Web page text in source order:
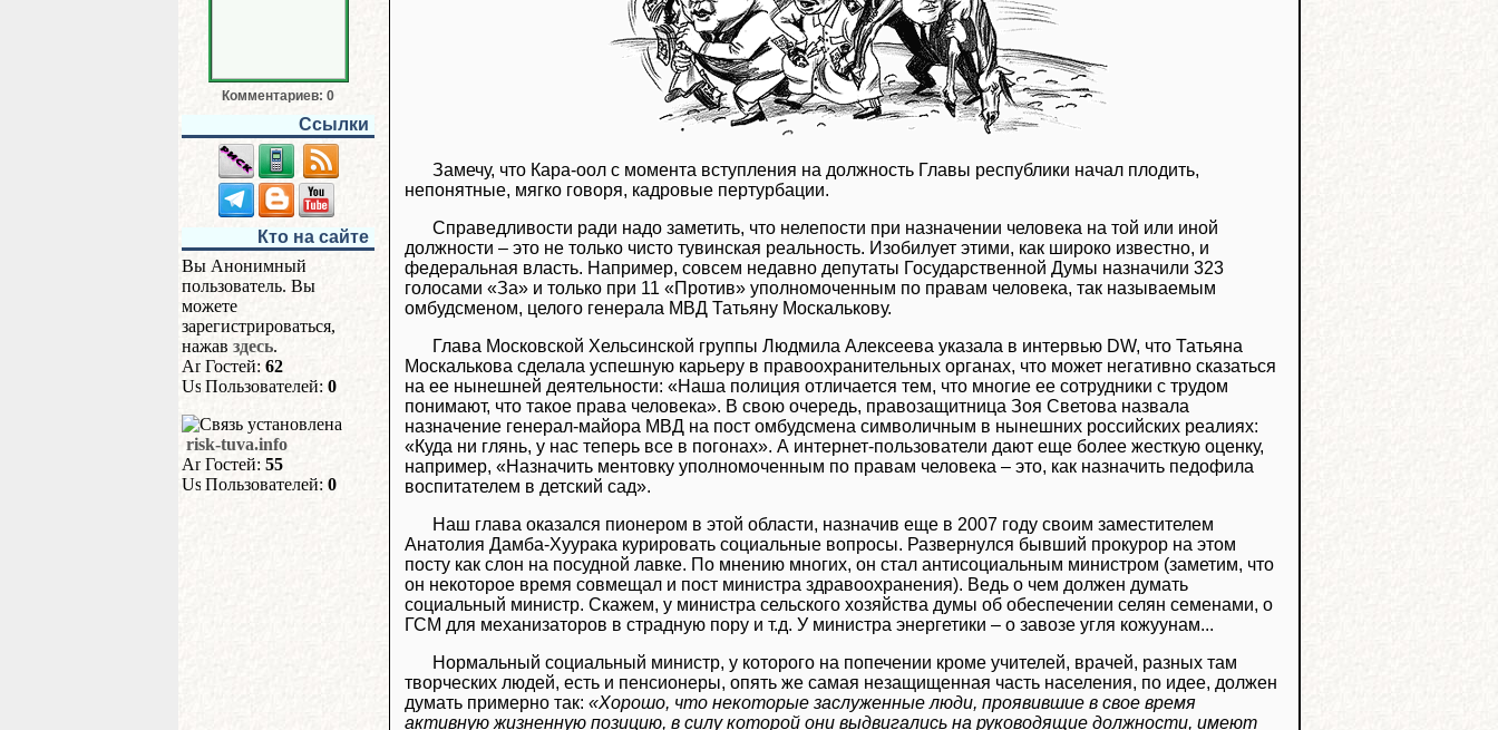
Комментариев: 0
Ссылки
Кто на сайте
Вы Анонимный
пользователь. Вы
можете
зарегистрироваться,
нажав здесь.
Гостей: 62
Пользователей: 0
risk-tuva.info
Гостей: 55
Пользователей: 0
Замечу, что Кара-оол с момента вступления на должность Главы республики начал плодить,
непонятные, мягко говоря, кадровые пертурбации.
Справедливости ради надо заметить, что нелепости при назначении человека на той или иной
должности – это не только чисто тувинская реальность. Изобилует этими, как широко известно, и
федеральная власть. Например, совсем недавно депутаты Государственной Думы назначили 323
голосами «За» и только при 11 «Против» уполномоченным по правам человека, так называемым
омбудсменом, целого генерала МВД Татьяну Москалькову.
Глава Московской Хельсинской группы Людмила Алексеева указала в интервью DW, что Татьяна
Москалькова сделала успешную карьеру в правоохранительных органах, что может негативно сказаться
на ее нынешней деятельности: «Наша полиция отличается тем, что многие ее сотрудники с трудом
понимают, что такое права человека». В свою очередь, правозащитница Зоя Светова назвала
назначение генерал-майора МВД на пост омбудсмена символичным в нынешних российских реалиях:
«Куда ни глянь, у нас теперь все в погонах». А интернет-пользователи дают еще более жесткую оценку,
например, «Назначить ментовку уполномоченным по правам человека – это, как назначить педофила
воспитателем в детский сад».
Наш глава оказался пионером в этой области, назначив еще в 2007 году своим заместителем
Анатолия Дамба-Хуурака курировать социальные вопросы. Развернулся бывший прокурор на этом
посту как слон на посудной лавке. По мнению многих, он стал антисоциальным министром (заметим, что
он некоторое время совмещал и пост министра здравоохранения). Ведь о чем должен думать
социальный министр. Скажем, у министра сельского хозяйства думы об обеспечении селян семенами, о
ГСМ для механизаторов в страдную пору и т.д. У министра энергетики – о завозе угля кожуунам...
Нормальный социальный министр, у которого на попечении кроме учителей, врачей, разных там
творческих людей, есть и пенсионеры, опять же самая незащищенная часть населения, по идее, должен
думать примерно так: «Хорошо, что некоторые заслуженные люди, проявившие в свое время
активную жизненную позицию, в силу которой они выдвигались на руководящие должности, имеют